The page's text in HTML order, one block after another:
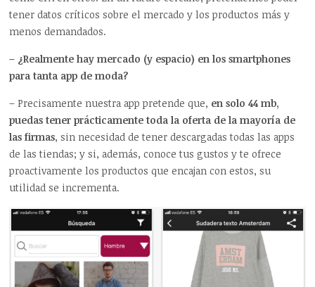
tener datos críticos sobre el mercado y los productos más y
menos demandados.
– ¿Realmente hay mercado (y espacio) en los smartphones
para tanta app de moda?
– Precisamente nuestra app pretende que, en solo 44 mb,
puedas tener prácticamente toda la oferta de la mayoría de
las firmas, sin necesidad de tener descargadas todas las apps
de las tiendas; y si, además, conoce tus gustos y te ofrece
proactivamente los productos que encajan con estos, su
utilidad se incrementa.